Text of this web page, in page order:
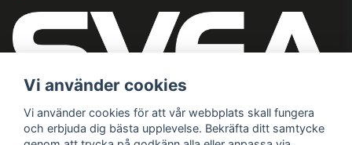
Vi använder cookies
Vi använder cookies för att vår webbplats skall fungera
och erbjuda dig bästa upplevelse. Bekräfta ditt samtycke